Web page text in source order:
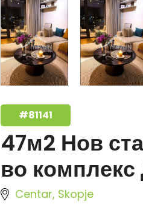
#81141
47м2 Нов
во
Centar, Skopje